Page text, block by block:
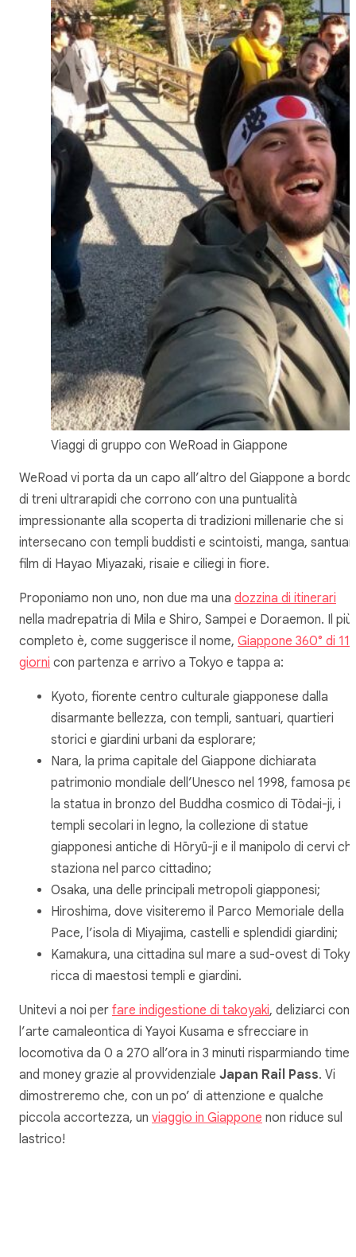
Viaggi di gruppo con WeRoad in Giappone
WeRoad vi porta da un capo all’altro del Giappone a bordo
di treni ultrarapidi che corrono con una puntualità
impressionante alla scoperta di tradizioni millenarie che si
intersecano con templi buddisti e scintoisti, manga,
film di Hayao Miyazaki, risaie e ciliegi in fiore.
Proponiamo non uno, non due ma una dozzina di itinerari
nella madrepatria di Mila e Shiro, Sampei e Doraemon. Il più
completo è, come suggerisce il nome, Giappone 360° di 11
giorni con partenza e arrivo a Tokyo e tappa a:
Kyoto, fiorente centro culturale giapponese dalla
disarmante bellezza, con templi, santuari, quartieri
storici e giardini urbani da esplorare;
Nara, la prima capitale del Giappone dichiarata
patrimonio mondiale dell’Unesco nel 1998, famosa per
la statua in bronzo del Buddha cosmico di Tōdai-ji, i
templi secolari in legno, la collezione di statue
giapponesi antiche di Hōryū-ji e il manipolo di cervi
staziona nel parco cittadino;
Osaka, una delle principali metropoli giapponesi;
Hiroshima, dove visiteremo il Parco Memoriale della
Pace, l’isola di Miyajima, castelli e splendidi giardini;
Kamakura, una cittadina sul mare a sud-ovest di
ricca di maestosi templi e giardini.
Unitevi a noi per fare indigestione di takoyaki, deliziarci con
l’arte camaleontica di Yayoi Kusama e sfrecciare in
locomotiva da 0 a 270 all’ora in 3 minuti risparmiando time
and money grazie al provvidenziale Japan Rail Pass. Vi
dimostreremo che, con un po’ di attenzione e qualche
piccola accortezza, un viaggio in Giappone non riduce sul
lastrico!